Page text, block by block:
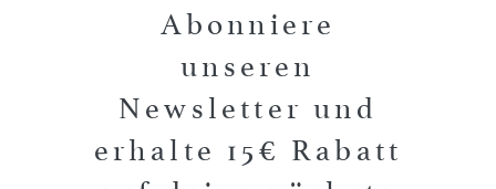
Abonniere
unseren
Newsletter und
erhalte 15€ Rabatt